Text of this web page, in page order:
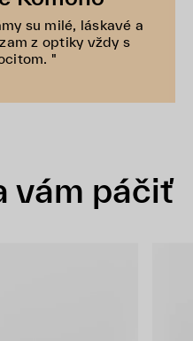
su milé, láskavé a
z optiky vždy s
"
vám páčiť